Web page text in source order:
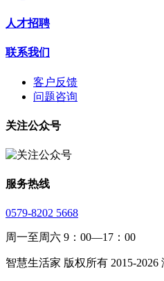
人才招聘
联系我们
客户反馈
问题咨询
关注公众号
服务热线
0579-8202 5668
周一至周六 9：00—17：00
智慧生活家 版权所有 2015-2026